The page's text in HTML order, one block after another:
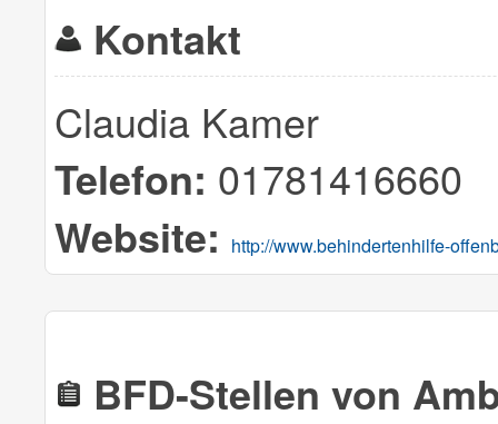
Kontakt
Claudia Kamer
Telefon: 01781416660
Website:
http://www.behindertenhilfe-
BFD-Stellen von